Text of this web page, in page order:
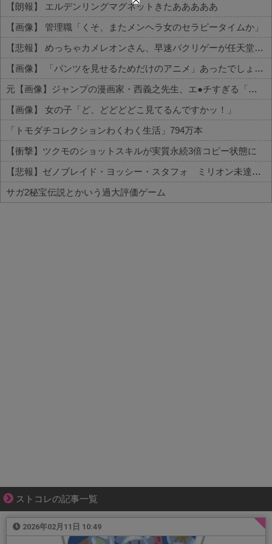
【朗報】 エルデンリングマグネットきたあああああ
【画像】 管理職「くそ、またメンヘラ女のセラピータイムか」
【悲報】 めっちゃカメレオンさん、早速パクリゲーが任天堂ストアに登場してしまう……
【画像】 「パンツを見せるためだけのアニメ」あったでしょｗｗｗｗｗ
元【画像】ジャンプの漫画家・西義之先生、エ●チすぎる「八尺様」の新作エ□漫画を描く
【画像】 女の子「ど、どどどどこ見てるんですかッ！」
「トモダチコレクションわくわく生活」794万本
【衝撃】ツクモのショットスキルが実質永続3倍コピー状態に
【悲報】ゼノブレイド・ヨッシー・スタフォ ミリオン未達・・・
サガ2秘宝伝説とかいう過大評価ゲーム
ストコレの記事一覧
2026年02月11日 10:49